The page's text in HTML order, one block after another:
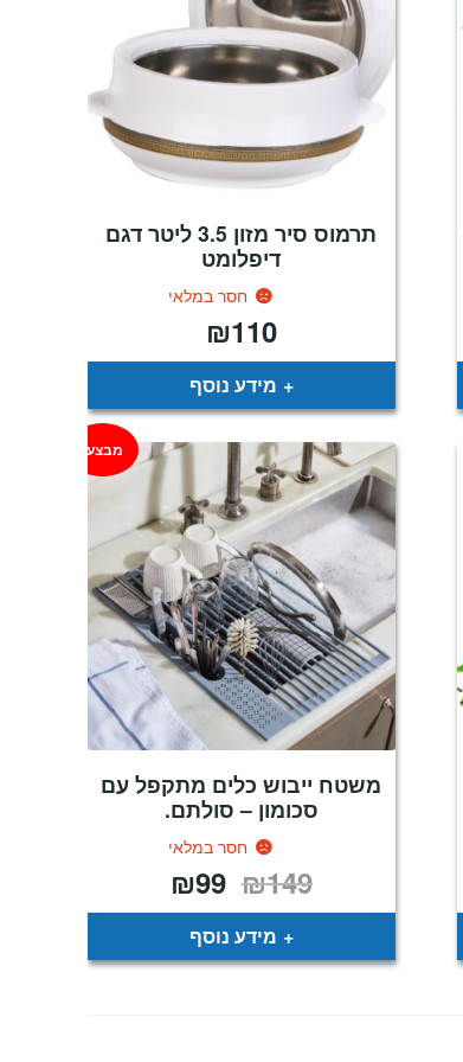
תרמוס סיר מזון 3.5 ליטר דגם
דיפלומט
חסר במלאי
₪110
מידע נוסף
משטח ייבוש כלים מתקפל עם
סכומון – סולתם.
חסר במלאי
מבצע!
₪149 המחיר
המקורי
היה:
₪99
הוא:
מידע נוסף